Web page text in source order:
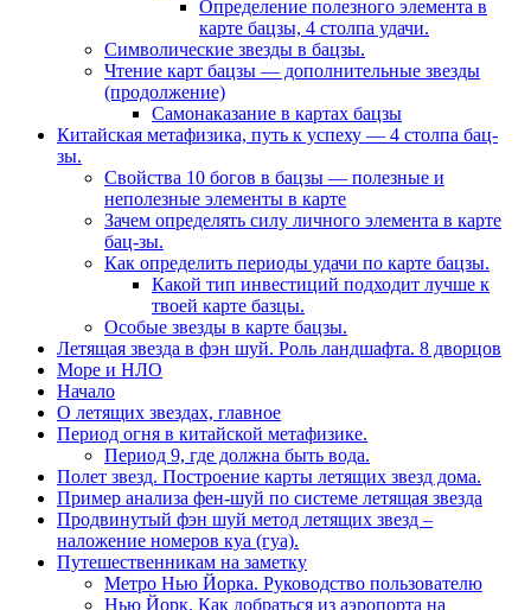
Определение полезного элемента в
карте бацзы, 4 столпа удачи.
Символические звезды в бацзы.
Чтение карт бацзы — дополнительные звезды
(продолжение)
Самонаказание в картах бацзы
Китайская метафизика, путь к успеху — 4 столпа бац-
зы.
Свойства 10 богов в бацзы — полезные и
неполезные элементы в карте
Зачем определять силу личного элемента в карте
бац-зы.
Как определить периоды удачи по карте бацзы.
Какой тип инвестиций подходит лучше к
твоей карте базцы.
Особые звезды в карте бацзы.
Летящая звезда в фэн шуй. Роль ландшафта. 8 дворцов
Море и НЛО
Начало
О летящих звездах, главное
Период огня в китайской метафизике.
Период 9, где должна быть вода.
Полет звезд. Построение карты летящих звезд дома.
Пример анализа фен-шуй по системе летящая звезда
Продвинутый фэн шуй метод летящих звезд –
наложение номеров куа (гуа).
Путешественникам на заметку
Метро Нью Йорка. Руководство пользователю
Нью Йорк. Как добраться из аэропорта на